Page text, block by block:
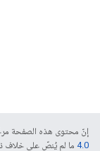
إنّ محتوى هذه الصفحة
4.0‏ ما لم يُنصّ على خلاف